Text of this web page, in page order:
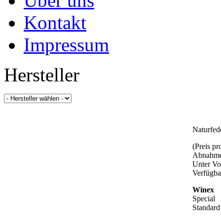
Kontakt
Impressum
Hersteller
(Preis
Unter
Winex
Special
Standard